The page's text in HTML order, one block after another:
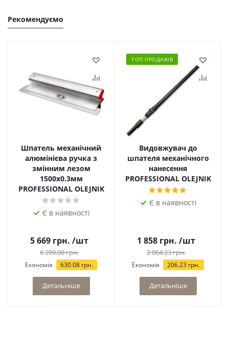
Рекомендуємо
Шпатель механічний
алюмінієва ручка з
змінним лезом
1500х0.3мм
PROFESSIONAL OLEJNIK
Є в наявності
5 669 грн. /шт
6 299.08грн.
Економія 630.08 грн.
Детальніше
ТОП ПРОДАЖІВ
Видовжувач до
шпателя механічного
нанесення
PROFESSIONAL OLEJNIK
Є в наявності
1 858 грн. /шт
2 064.23грн.
Економія 206.23 грн.
Детальніше